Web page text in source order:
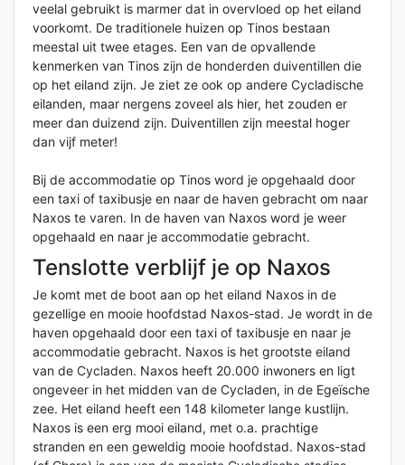
veelal gebruikt is marmer dat in overvloed op het eiland
voorkomt. De traditionele huizen op Tinos bestaan
meestal uit twee etages. Een van de opvallende
kenmerken van Tinos zijn de honderden duiventillen die
op het eiland zijn. Je ziet ze ook op andere Cycladische
eilanden, maar nergens zoveel als hier, het zouden er
meer dan duizend zijn. Duiventillen zijn meestal hoger
dan vijf meter!
Bij de accommodatie op Tinos word je opgehaald door
een taxi of taxibusje en naar de haven gebracht om naar
Naxos te varen. In de haven van Naxos word je weer
opgehaald en naar je accommodatie gebracht.
Tenslotte verblijf je op Naxos
Je komt met de boot aan op het eiland Naxos in de
gezellige en mooie hoofdstad Naxos-stad. Je wordt in de
haven opgehaald door een taxi of taxibusje en naar je
accommodatie gebracht. Naxos is het grootste eiland
van de Cycladen. Naxos heeft 20.000 inwoners en ligt
ongeveer in het midden van de Cycladen, in de Egeïsche
zee. Het eiland heeft een 148 kilometer lange kustlijn.
Naxos is een erg mooi eiland, met o.a. prachtige
stranden en een geweldig mooie hoofdstad. Naxos-stad